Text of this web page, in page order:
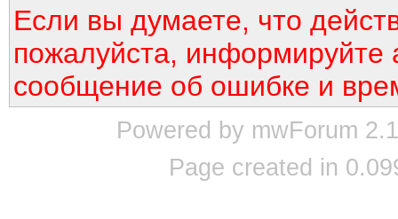
Если вы думаете, что
пожалуйста, информируйте
сообщение об ошибке и
Powered by mwForum
Page created in